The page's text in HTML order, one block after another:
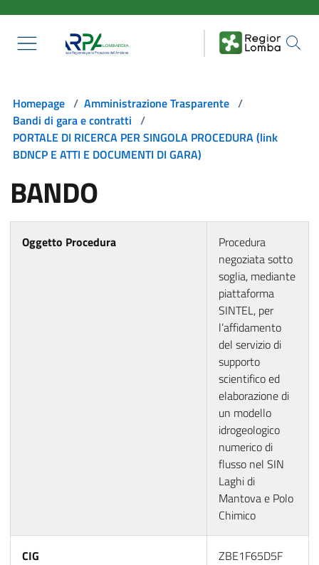
Homepage / Amministrazione Trasparente /
Bandi di gara e contratti /
PORTALE DI RICERCA PER SINGOLA PROCEDURA (link
BDNCP E ATTI E DOCUMENTI DI GARA)
BANDO
Oggetto Procedura
Procedura
negoziata sotto
soglia, mediante
piattaforma
SINTEL, per
l’affidamento
del servizio di
supporto
scientifico ed
elaborazione di
un modello
idrogeologico
numerico di
flusso nel SIN
Laghi di
Mantova e Polo
Chimico
CIG ZBE1F65D5F